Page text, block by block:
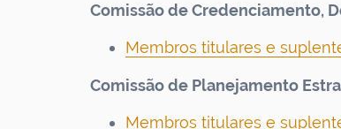
Comissão de Credenciamento,
Membros titulares e
Comissão de Planejamento
Membros titulares e